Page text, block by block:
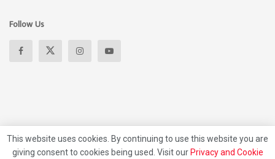
Follow Us
This website uses cookies. By continuing to use this website you are
giving consent to cookies being used. Visit our Privacy and Cookie